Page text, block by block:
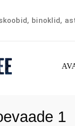
binoklid,
1